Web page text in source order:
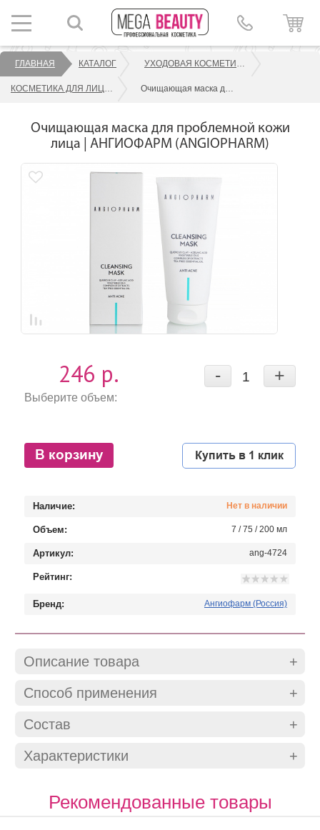
ГЛАВНАЯ КАТАЛОГ УХОДОВАЯ КОСМЕТИКА ДЛЯ ЛИЦА
КОСМЕТИКА ДЛЯ ЛИЦА АНГИОФАРМ Очищающая маска для проблемной кожи лица | АНГИОФАРМ (ANGIOPHARM)
Очищающая маска для проблемной кожи
лица | АНГИОФАРМ (ANGIOPHARM)
246 р.
Выберите объем:
- +
В корзину Купить в 1 клик
Наличие: Нет в наличии
Объем: 7 / 75 / 200 мл
Артикул: ang-4724
Рейтинг:
Бренд: Ангиофарм (Россия)
Описание товара
Способ применения
Состав
Характеристики
Рекомендованные товары